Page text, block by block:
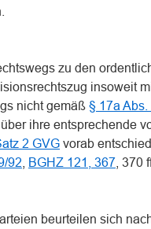
zu den
insoweit
nicht gemäß § 17a Abs.
ihre entsprechende
2 GVG vorab
92 BGHZ 121, 367 , 370
beurteilen sich